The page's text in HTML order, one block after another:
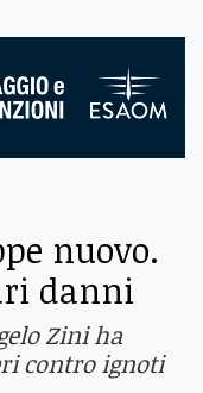
nuovo.
danni
Zini ha
contro ignoti